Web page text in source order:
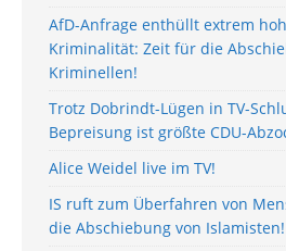
AfD-Anfrage enthüllt extrem
Kriminalität: Zeit für die
Kriminellen!
Trotz Dobrindt-Lügen in TV-
Bepreisung ist größte CDU-
Alice Weidel live im TV!
IS ruft zum Überfahren von
die Abschiebung von Islamisten!